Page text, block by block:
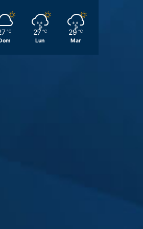
℃ 27 ℃
Lun
29 ℃
Mar